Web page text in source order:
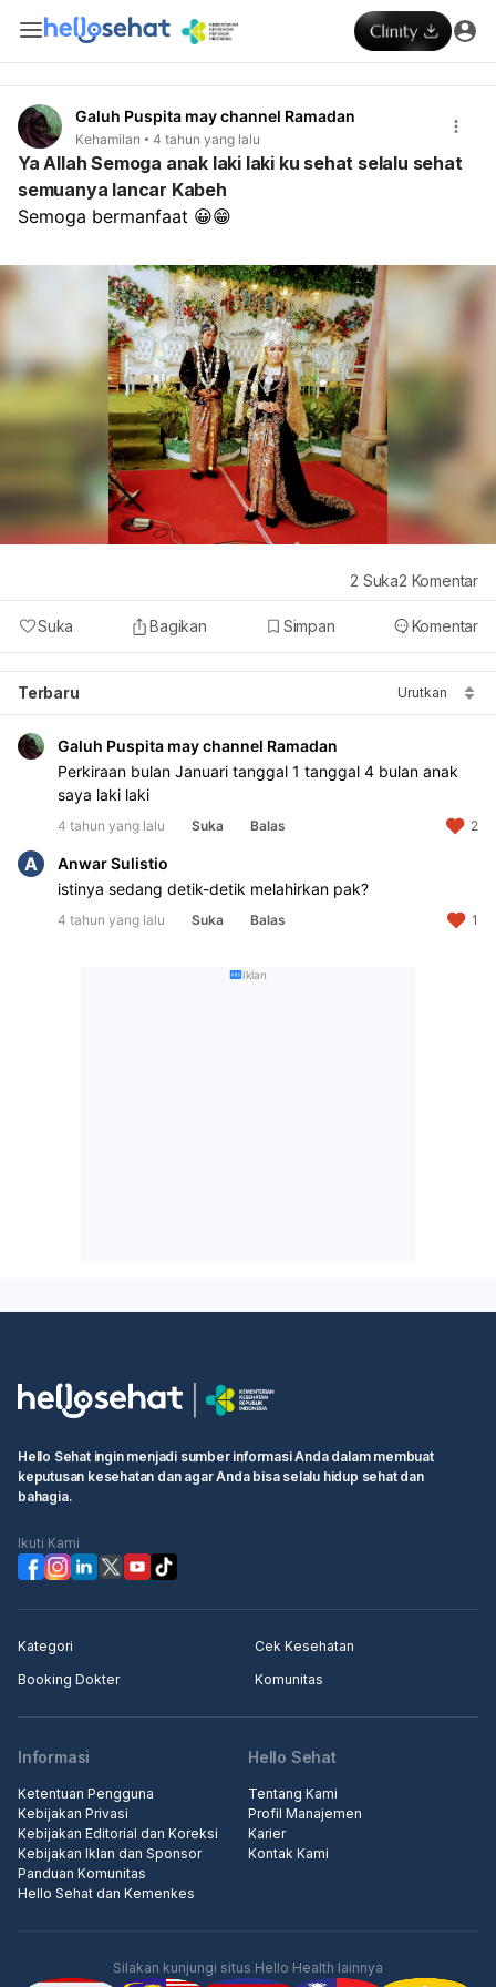
Galuh Puspita may channel Ramadan
Kehamilan 4 tahun yang lalu
Ya Allah Semoga anak laki laki ku sehat selalu sehat
semuanya lancar Kabeh
Semoga bermanfaat 😀😁
Suka Bagikan Simpan Komentar
2 Suka2 Komentar
Terbaru Urutkan
Galuh Puspita may channel Ramadan
Perkiraan bulan Januari tanggal 1 tanggal 4 bulan anak
saya laki laki
4 tahun yang lalu Suka Balas 2
A
Anwar Sulistio
istinya sedang detik-detik melahirkan pak?
4 tahun yang lalu Suka Balas 1
Iklan
Hello Sehat ingin menjadi sumber informasi Anda dalam membuat
keputusan kesehatan dan agar Anda bisa selalu hidup sehat dan
bahagia.
Ikuti Kami
Kategori
Cek Kesehatan
Booking Dokter
Komunitas
Informasi
Ketentuan Pengguna
Kebijakan Privasi
Kebijakan Editorial dan Koreksi
Kebijakan Iklan dan Sponsor
Panduan Komunitas
Hello Sehat dan Kemenkes
Hello Sehat
Tentang Kami
Profil Manajemen
Karier
Kontak Kami
Silakan kunjungi situs Hello Health lainnya